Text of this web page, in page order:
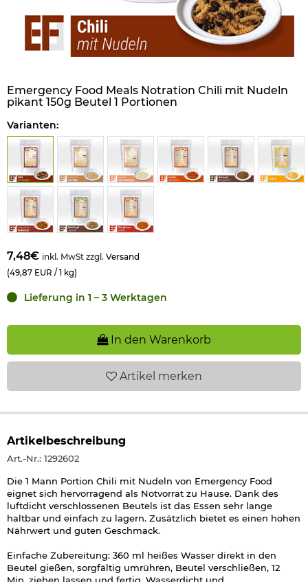
Emergency Food Meals Notration Chili mit Nudeln
pikant 150g Beutel 1 Portionen
Varianten:
7,48€ inkl. MwSt zzgl. Versand
(49,87 EUR / 1 kg)
Lieferung in 1 – 3 Werktagen
In den Warenkorb
Artikel merken
Artikelbeschreibung
Art.-Nr.: 1292602
Die 1 Mann Portion Chili mit Nudeln von Emergency Food
eignet sich hervorragend als Notvorrat zu Hause. Dank des
luftdicht verschlossenen Beutels ist das Essen sehr lange
haltbar und einfach zu lagern. Zusätzlich bietet es einen hohen
Nährwert und guten Geschmack.
Einfache Zubereitung: 360 ml heißes Wasser direkt in den
Beutel gießen, sorgfältig umrühren, Beutel verschließen, 12
Min. ziehen lassen und fertig. Wasserdicht und